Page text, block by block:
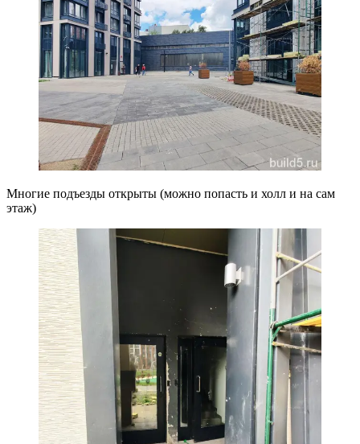
Многие подъезды открыты (можно попасть и холл и на сам
этаж)